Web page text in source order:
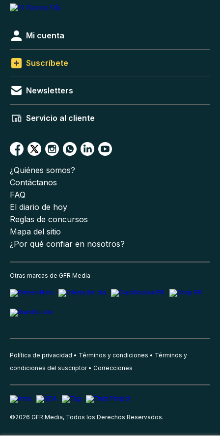
Mi cuenta
Suscríbete
Newsletters
Servicio al cliente
¿Quiénes somos?
Contáctanos
FAQ
El diario de hoy
Reglas de concursos
Mapa del sitio
¿Por qué confiar en nosotros?
Otras marcas de GFR Media
Política de privacidad Términos y condiciones
Términos y
condiciones del suscriptor
Correcciones
©2026 GFR Media, Todos los Derechos Reservados.